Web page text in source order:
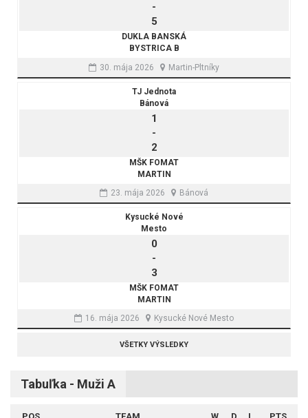
-
5
DUKLA BANSKÁ
BYSTRICA B
30. mája 2026
Martin-Pltníky
TJ Jednota
Bánová
1
-
2
MŠK FOMAT
MARTIN
23. mája 2026
Bánová
Kysucké Nové
Mesto
0
-
3
MŠK FOMAT
MARTIN
16. mája 2026
Kysucké Nové Mesto
VŠETKY VÝSLEDKY
Tabuľka - Muži A